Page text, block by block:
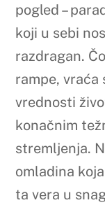
pogled –
koji u sebi
razdragan.
rampe, vraća
vrednosti
konačnim
stremljenja.
omladina
ta vera u